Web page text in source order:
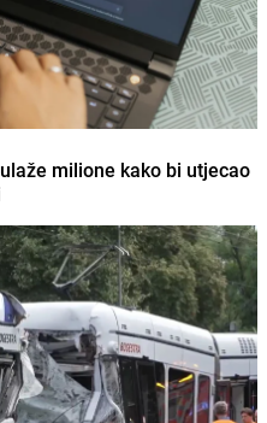
milione kako bi utjecao